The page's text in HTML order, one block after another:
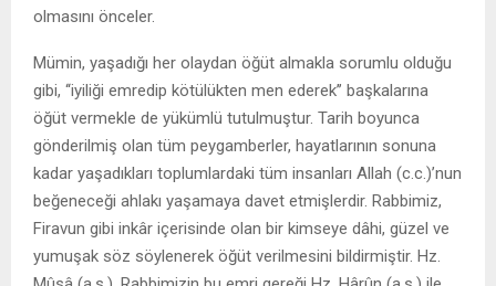
olmasını önceler.
Mümin, yaşadığı her olaydan öğüt almakla sorumlu olduğu
gibi, ‘‘iyiliği emredip kötülükten men ederek’’ başkalarına
öğüt vermekle de yükümlü tutulmuştur. Tarih boyunca
gönderilmiş olan tüm peygamberler, hayatlarının sonuna
kadar yaşadıkları toplumlardaki tüm insanları Allah (c.c.)’nun
beğeneceği ahlakı yaşamaya davet etmişlerdir. Rabbimiz,
Firavun gibi inkâr içerisinde olan bir kimseye dâhi, güzel ve
yumuşak söz söylenerek öğüt verilmesini bildirmiştir. Hz.